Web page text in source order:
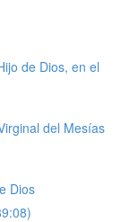
de Dios, en el
del Mesías
Dios